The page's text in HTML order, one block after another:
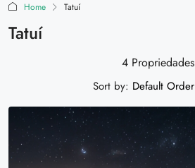
Home Tatuí
Tatuí
4 Propriedades
Sort by: Default Order